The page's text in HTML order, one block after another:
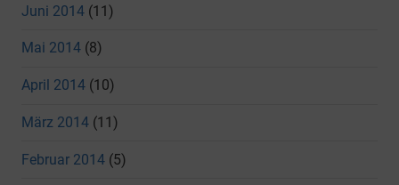
Juni 2014 (11)
Mai 2014 (8)
April 2014 (10)
März 2014 (11)
Februar 2014 (5)